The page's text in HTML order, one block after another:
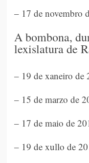
– 17 de novembro
A bombona,
lexislatura de
– 19 de xaneiro de
– 15 de marzo de
– 17 de maio de
– 19 de xullo de